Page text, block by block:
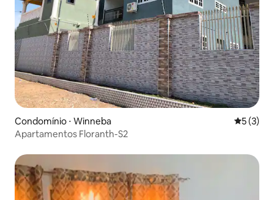
Condomínio ⋅ Winneba 5 de
5 (3)
Apartamentos Floranth-S2